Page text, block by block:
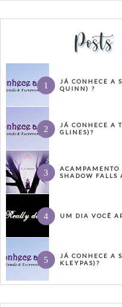
Posts
JÁ CONHECE A
QUINN) ?
JÁ CONHECE A
GLINES)?
ACAMPAMENTO
SHADOW FALLS
UM DIA VOCÊ
JÁ CONHECE A
KLEYPAS)?